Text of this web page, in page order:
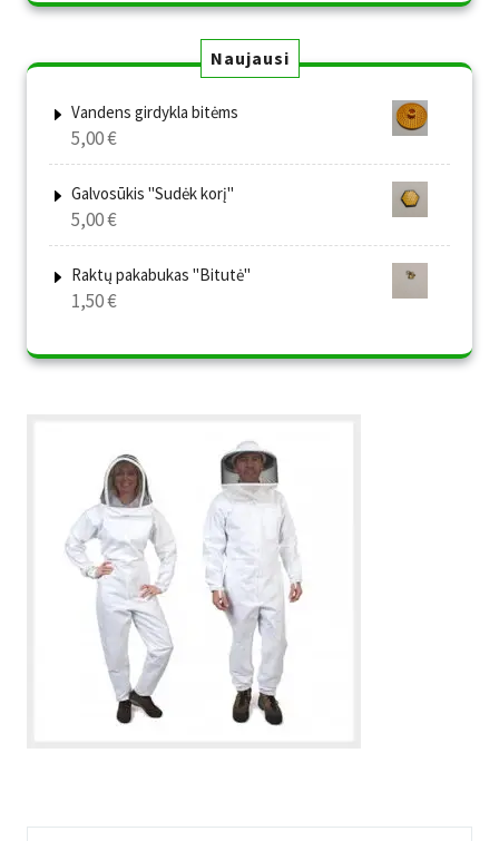
Naujausi
Vandens girdykla bitėms
5,00€
Galvosūkis "Sudėk korį"
5,00€
Raktų pakabukas "Bitutė"
1,50€